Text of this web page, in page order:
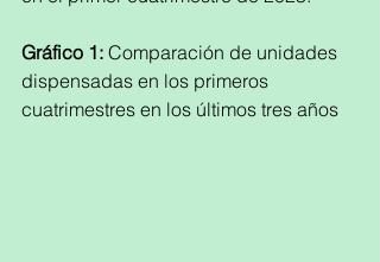
Gráfico 1: Comparación de unidades
dispensadas en los primeros
cuatrimestres en los últimos tres años